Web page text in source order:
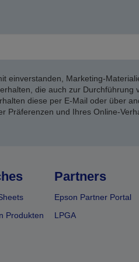
einverstanden, Marketing-
die auch zur Durchführung
diese per E-Mail oder über
Präferenzen und Ihres Online-
Produkten
Partners
Epson Partner Portal
LPGA